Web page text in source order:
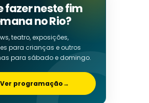
fazer neste fim
no Rio?
teatro, exposições,
para crianças e outros
para sábado e domingo.
Ver programação→